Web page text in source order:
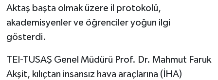
Aktaş başta olmak üzere il protokolü,
akademisyenler ve öğrenciler yoğun ilgi
gösterdi.
TEI-TUSAŞ Genel Müdürü Prof. Dr. Mahmut Faruk
Akşit, kılıçtan insansız hava araçlarına (İHA)